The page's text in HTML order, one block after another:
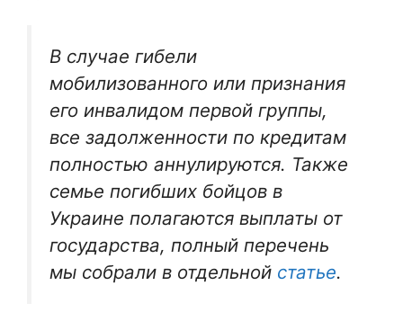
В случае гибели
мобилизованного или признания
его инвалидом первой группы,
все задолженности по кредитам
полностью аннулируются. Также
семье погибших бойцов в
Украине полагаются выплаты от
государства, полный перечень
мы собрали в отдельной статье.